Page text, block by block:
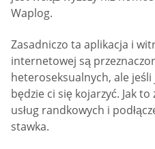
Waplog.
Zasadniczo ta aplikacja i
internetowej są
heteroseksualnych, ale jeśli
będzie ci się kojarzyć. Jak
usług randkowych i
stawka.